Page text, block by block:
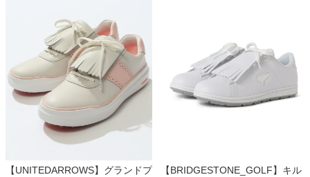
【UNITEDARROWS】グランドプ
【BRIDGESTONE_GOLF】キル